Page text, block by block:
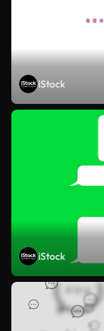
iStock
iStock